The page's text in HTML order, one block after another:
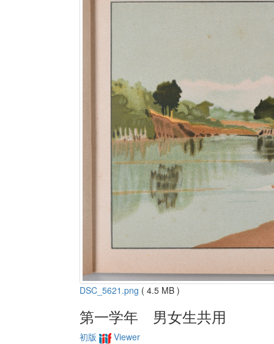
DSC_5621.png ( 4.5 MB )
第一学年 男女生共用
初版 Viewer